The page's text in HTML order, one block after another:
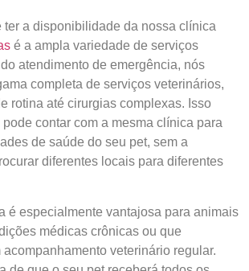
ter a disponibilidade da nossa clínica
é a ampla variedade de serviços
atendimento de emergência, nós
completa de serviços veterinários,
rotina até cirurgias complexas. Isso
contar com a mesma clínica para
de saúde do seu pet, sem a
diferentes locais para diferentes
é especialmente vantajosa para animais
médicas crônicas ou que
veterinário regular.